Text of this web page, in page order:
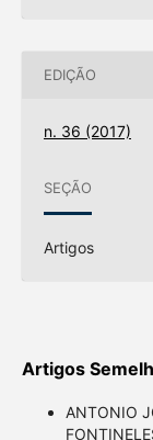
EDIÇÃO
n. 36 (2017)
SEÇÃO
Artigos
Artigos
ANTONIO